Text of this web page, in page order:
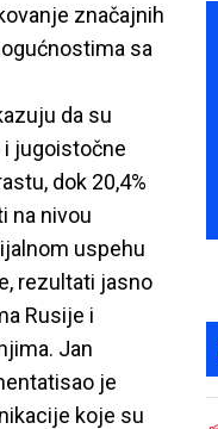
značajnih
sa
da su
i jugoistočne
dok 20,4%
na nivou
uspehu
rezultati jasno
Rusije i
Jan
je
koje su